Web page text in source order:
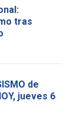
tras
de
jueves 6